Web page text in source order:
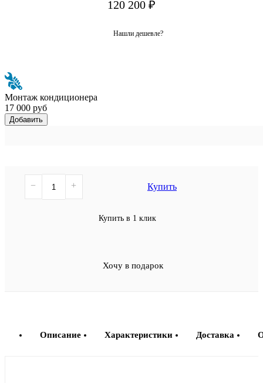
120 200 ₽
Нашли дешевле?
Монтаж кондиционера
17 000 руб
Добавить
− + Купить
Купить в 1 клик
Хочу в подарок
Описание Характеристики Доставка